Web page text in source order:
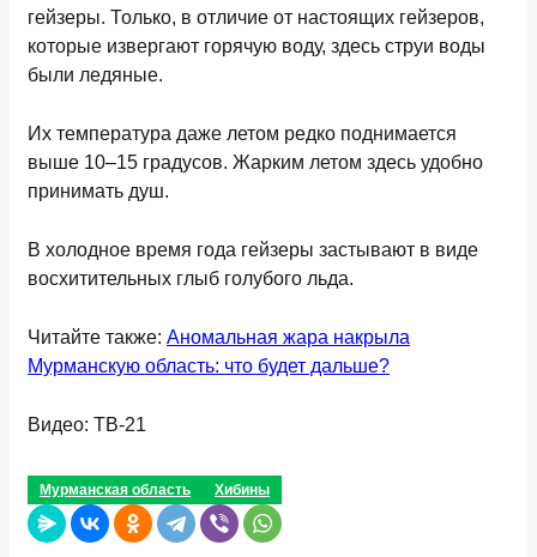
гейзеры. Только, в отличие от настоящих гейзеров,
которые извергают горячую воду, здесь струи воды
были ледяные.
Их температура даже летом редко поднимается
выше 10–15 градусов. Жарким летом здесь удобно
принимать душ.
В холодное время года гейзеры застывают в виде
восхитительных глыб голубого льда.
Читайте также: Аномальная жара накрыла
Мурманскую область: что будет дальше?
Видео: ТВ-21
Мурманская область Хибины